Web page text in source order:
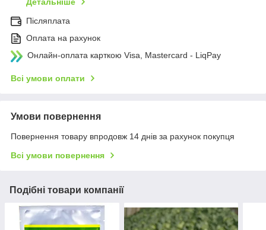
Детальніше
Післяплата
Оплата на рахунок
Онлайн-оплата карткою Visa, Mastercard - LiqPay
Всі умови оплати
Умови повернення
Повернення товару впродовж 14 днів за рахунок покупця
Всі умови повернення
Подібні товари компанії